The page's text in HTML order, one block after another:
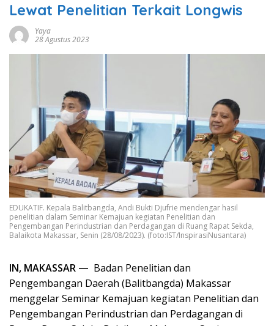
Lewat Penelitian Terkait Longwis
Yaya
28 Agustus 2023
EDUKATIF. Kepala Balitbangda, Andi Bukti Djufrie mendengar hasil
penelitian dalam Seminar Kemajuan kegiatan Penelitian dan
Pengembangan Perindustrian dan Perdagangan di Ruang Rapat Sekda,
Balaikota Makassar, Senin (28/08/2023). (foto:IST/InspirasiNusantara)
IN, MAKASSAR — Badan Penelitian dan
Pengembangan Daerah (Balitbangda) Makassar
menggelar Seminar Kemajuan kegiatan Penelitian dan
Pengembangan Perindustrian dan Perdagangan di